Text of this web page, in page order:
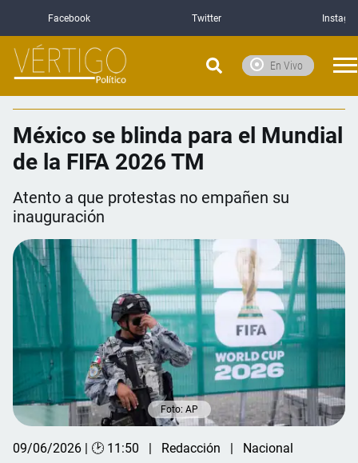
Facebook Twitter
En Vivo
México se blinda para el Mundial
de la FIFA 2026 TM
Atento a que protestas no empañen su
inauguración
Foto: AP
09/06/2026 | 🕑 11:50 Redacción Nacional